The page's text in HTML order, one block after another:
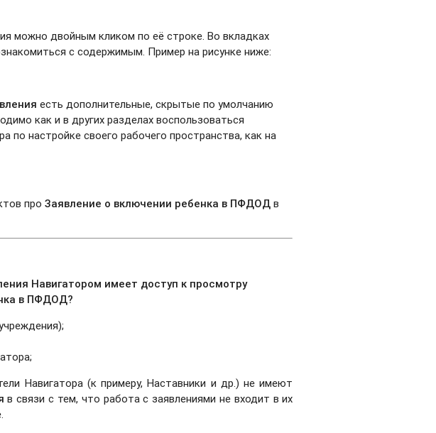
можно двойным кликом по её строке. Во вкладках
с содержимым. Пример на рисунке нижe:
есть дополнительные, скрытые по умолчанию
как и в других разделах воспользоваться
по настройке своего рабочего пространства, как на
проЗаявление о включении ребенка в ПФДОД в
Навигатором имеет доступ к просмотру
в ПФДОД?
Навигатора (к примеру, Наставники и др.) не имеют
в связи с тем, что работа с заявлениями не входит в их